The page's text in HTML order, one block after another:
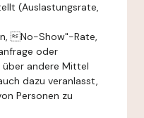
(Auslastungsrate,
No-Show"-Rate,
oder
über andere Mittel
dazu veranlasst,
Personen zu